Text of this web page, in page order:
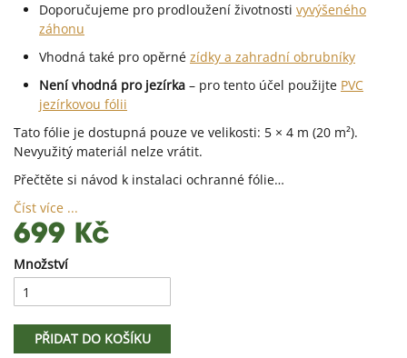
Doporučujeme pro prodloužení životnosti vyvýšeného
záhonu
Vhodná také pro opěrné zídky a zahradní obrubníky
Není vhodná pro jezírka – pro tento účel použijte PVC
jezírkovou fólii
Tato fólie je dostupná pouze ve velikosti: 5 × 4 m (20 m²).
Nevyužitý materiál nelze vrátit.
Přečtěte si návod k instalaci ochranné fólie…
Číst více ...
699 Kč
Množství
PŘIDAT DO KOŠÍKU